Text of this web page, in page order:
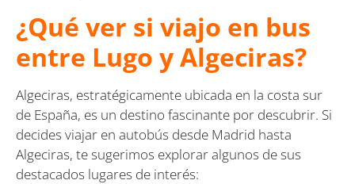
¿Qué ver si viajo en bus
entre Lugo y Algeciras?
Algeciras, estratégicamente ubicada en la costa sur
de España, es un destino fascinante por descubrir. Si
decides viajar en autobús desde Madrid hasta
Algeciras, te sugerimos explorar algunos de sus
destacados lugares de interés: